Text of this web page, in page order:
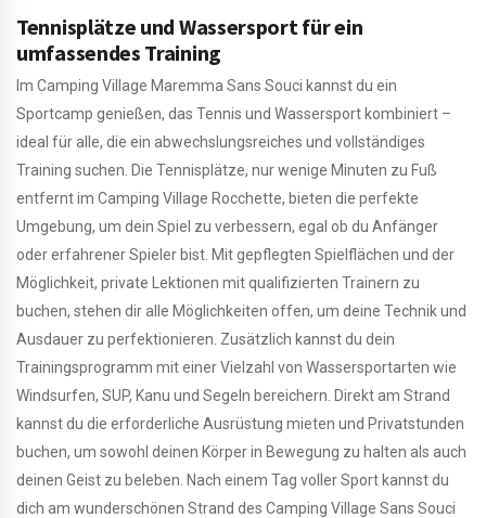
Tennisplätze und Wassersport für ein
umfassendes Training
Im Camping Village Maremma Sans Souci kannst du ein
Sportcamp genießen, das Tennis und Wassersport kombiniert –
ideal für alle, die ein abwechslungsreiches und vollständiges
Training suchen. Die Tennisplätze, nur wenige Minuten zu Fuß
entfernt im Camping Village Rocchette, bieten die perfekte
Umgebung, um dein Spiel zu verbessern, egal ob du Anfänger
oder erfahrener Spieler bist. Mit gepflegten Spielflächen und der
Möglichkeit, private Lektionen mit qualifizierten Trainern zu
buchen, stehen dir alle Möglichkeiten offen, um deine Technik und
Ausdauer zu perfektionieren. Zusätzlich kannst du dein
Trainingsprogramm mit einer Vielzahl von Wassersportarten wie
Windsurfen, SUP, Kanu und Segeln bereichern. Direkt am Strand
kannst du die erforderliche Ausrüstung mieten und Privatstunden
buchen, um sowohl deinen Körper in Bewegung zu halten als auch
deinen Geist zu beleben. Nach einem Tag voller Sport kannst du
dich am wunderschönen Strand des Camping Village Sans Souci